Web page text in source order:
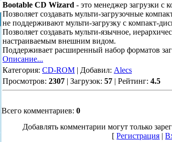
Bootable CD Wizard - это менеджер загрузки с
Позволяет создавать мульти-загрузочные
не поддерживают мульти-загрузку с компакт-
Позволяет создавать мульти-язычное,
настраиваемым внешним видом.
Поддерживает расширенный набор форматов
Описание...
Категория: CD-ROM| Добавил: Alecs
Просмотров: 2307| Загрузок: 57| Рейтинг: 4.5
Всего комментариев: 0
Добавлять комментарии могут только
[Регистрация |